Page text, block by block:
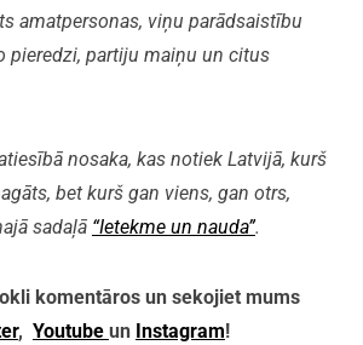
amatpersonas, viņu parādsaistību
pieredzi, partiju maiņu un citus
nosaka, kas notiek Latvijā, kurš
bet kurš gan viens, gan otrs,
sadaļā “Ietekme un nauda”.
komentāros un sekojiet mums
, Youtube un Instagram!